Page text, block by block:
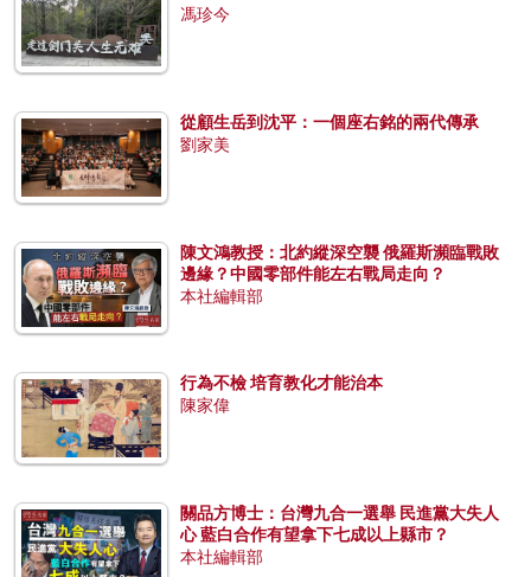
馮珍今
從顧生岳到沈平：一個座右銘的兩代傳承
劉家美
陳文鴻教授：北約縱深空襲 俄羅斯瀕臨戰敗
邊緣？中國零部件能左右戰局走向？
本社編輯部
行為不檢 培育教化才能治本
陳家偉
關品方博士：台灣九合一選舉 民進黨大失人
心 藍白合作有望拿下七成以上縣市？
本社編輯部